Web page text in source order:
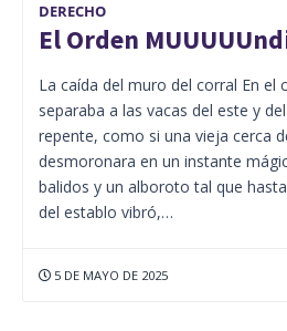
DERECHO
El Orden
La caída del muro del corral En el
separaba a las vacas del este y
repente, como si una vieja cerca
desmoronara en un instante
balidos y un alboroto tal que
del establo vibró,…
5 DE MAYO DE 2025